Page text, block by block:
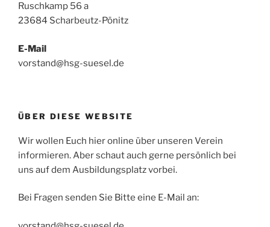
Ruschkamp 56 a
23684 Scharbeutz-Pönitz
E-Mail
vorstand@hsg-suesel.de
ÜBER DIESE WEBSITE
Wir wollen Euch hier online über unseren Verein
informieren. Aber schaut auch gerne persönlich bei
uns auf dem Ausbildungsplatz vorbei.
Bei Fragen senden Sie Bitte eine E-Mail an: